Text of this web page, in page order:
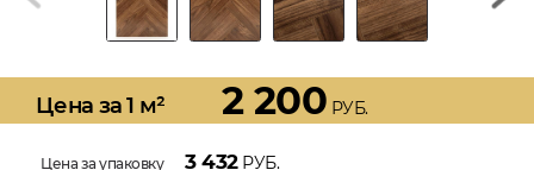
Цена за 1 м² 2 200 РУБ.
Цена за упаковку 3 432РУБ.